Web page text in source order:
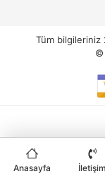
Tüm bilgileriniz
©
Anasayfa İletişim